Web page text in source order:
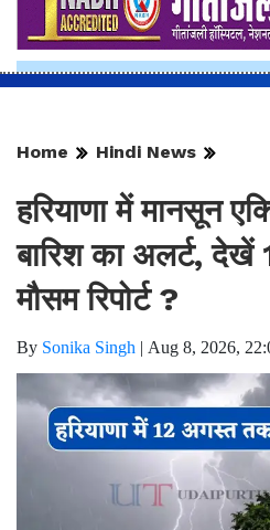
Home Hindi News
हरियाणा में मानसून
बारिश का अलर्ट,
मौसम रिपोर्ट ?
By Sonika Singh | Aug 8, 2026,